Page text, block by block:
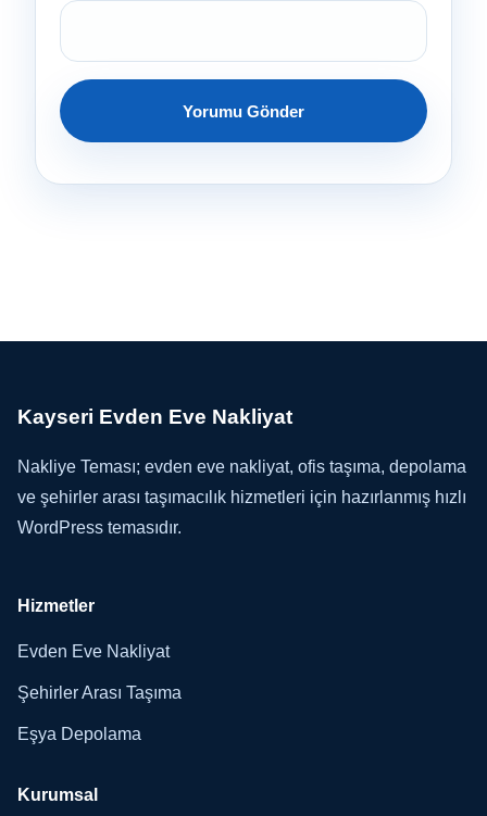
Kayseri Evden Eve Nakliyat
Nakliye Teması; evden eve nakliyat, ofis taşıma, depolama
ve şehirler arası taşımacılık hizmetleri için hazırlanmış hızlı
WordPress temasıdır.
Hizmetler
Evden Eve Nakliyat
Şehirler Arası Taşıma
Eşya Depolama
Kurumsal